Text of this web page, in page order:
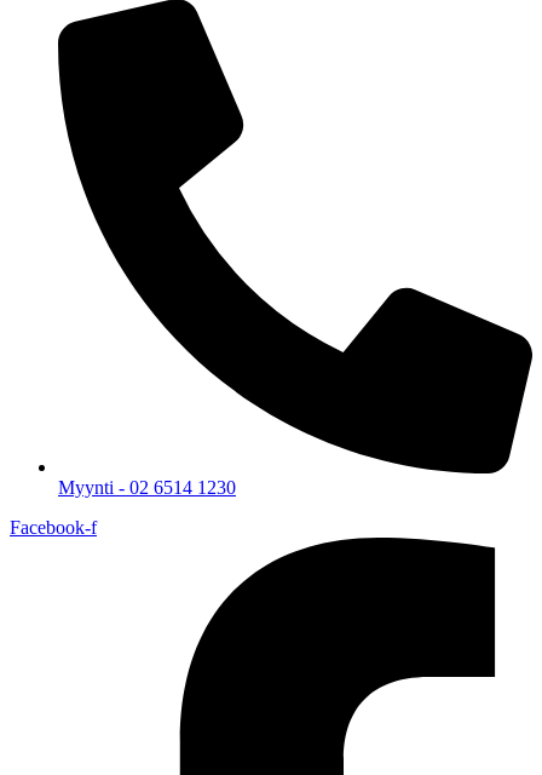
Myynti - 02 6514 1230
Facebook-f